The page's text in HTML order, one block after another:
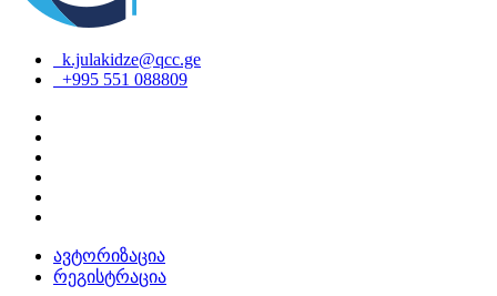
k.julakidze@qcc.ge
+995 551 088809
ავტორიზაცია
რეგისტრაცია